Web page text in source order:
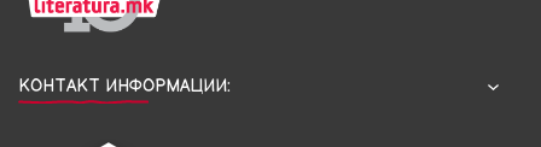
КОНТАКТ ИНФОРМАЦИИ: